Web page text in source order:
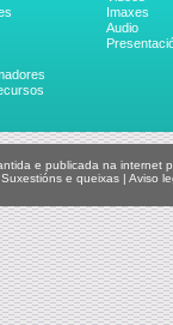
Imaxes
Audio
e publicada na internet
Suxestións e queixas | Aviso